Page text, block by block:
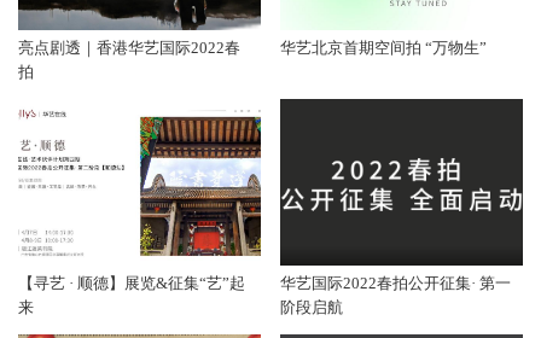
亮点剧透｜香港华艺国际2022春
拍
华艺北京首期空间拍 “万物生”
【寻艺 · 顺德】展览&征集“艺”起
来
华艺国际2022春拍公开征集· 第一
阶段启航